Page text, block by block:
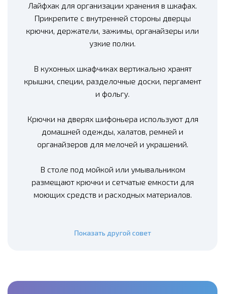
Лайфхак для организации хранения в шкафах.
Прикрепите с внутренней стороны дверцы
крючки, держатели, зажимы, органайзеры или
узкие полки.
В кухонных шкафчиках вертикально хранят
крышки, специи, разделочные доски, пергамент
и фольгу.
Крючки на дверях шифоньера используют для
домашней одежды, халатов, ремней и
органайзеров для мелочей и украшений.
В столе под мойкой или умывальником
размещают крючки и сетчатые емкости для
моющих средств и расходных материалов.
Показать другой совет